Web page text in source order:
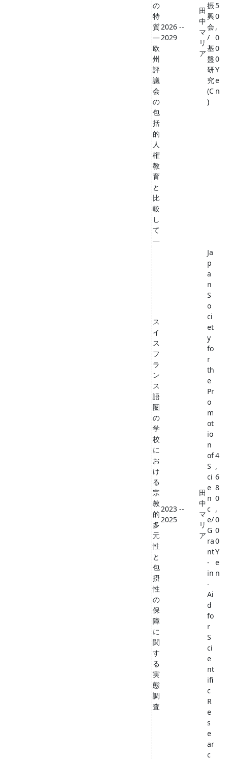
の
特
質
―
欧
州
評
議
会
の
包
括
的
人
権
教
育
と
比
較
し
て
―
2026 --
2029
田
中
マ
リ
ア
振
興
会
/
基
盤
研
究
(C
)
5
0
,
0
0
0
Y
e
n
ス
イ
ス
フ
ラ
ン
ス
語
圏
の
学
校
に
お
け
る
宗
教
的
多
元
性
と
包
摂
性
の
保
障
に
関
す
る
実
態
調
査
2023 --
2025
田
中
マ
リ
ア
Ja
p
a
n
S
o
ci
et
y
fo
r
th
e
Pr
o
m
ot
io
n
of
S
ci
e
n
c
e/
G
ra
nt
-
in
-
Ai
d
fo
r
S
ci
e
nt
ifi
c
R
e
s
e
ar
c
4
,
6
8
0
,
0
0
0
Y
e
n